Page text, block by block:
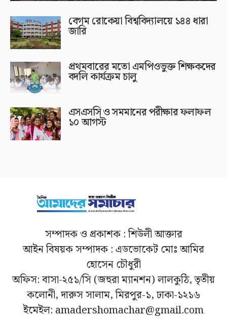
বেগম রোকেয়া বিশ্ববিদ্যালয়ে ১৪৪ ধারা
জারি
প্রথমবারের মতো এমপিওভুক্ত শিক্ষকদের
বদলি কার্যক্রম চালু
এসএসসি ও সমমানের পরীক্ষার ফলাফল
১০ আগস্ট
সম্পাদক ও প্রকাশক : শিউলী আক্তার
আইন বিষয়ক সম্পাদক : এডভোকেট মোঃ আমির
হোসেন চৌধুরী
অফিস: বাসা-২৫১/সি (জহুরা ম্যানশন) লালকুঠি, তৃতীয়
কলোনী, দারুস সালাম, মিরপুর-১, ঢাকা-১২১৬
ইমেইল: amadershomachar@gmail.com